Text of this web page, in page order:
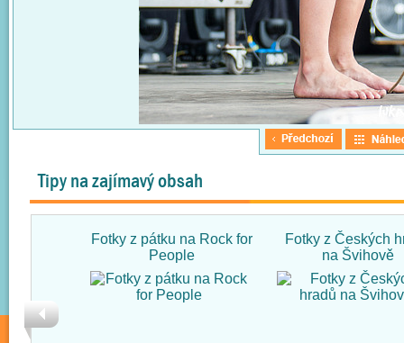
Tipy na zajímavý obsah
Fotky z pátku na Rock for
People
Fotky z Českých
na Švihově